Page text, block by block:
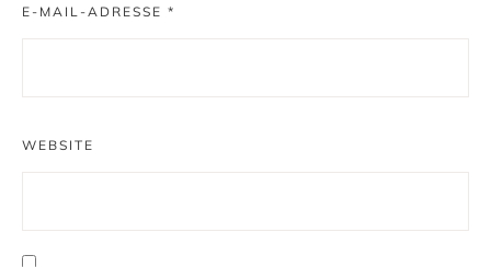
E-MAIL-ADRESSE *
WEBSITE